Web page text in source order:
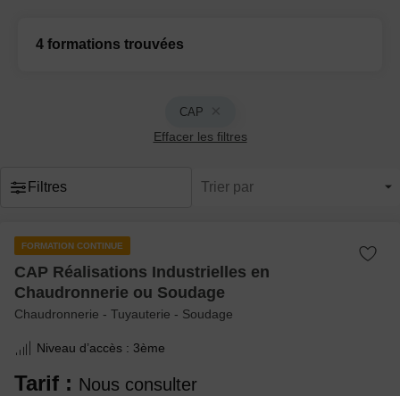
4 formations trouvées
CAP
Effacer les filtres
Filtres Trier par
FORMATION CONTINUE
CAP Réalisations Industrielles en
Chaudronnerie ou Soudage
Chaudronnerie - Tuyauterie - Soudage
Niveau d’accès : 3ème
Tarif : Nous consulter